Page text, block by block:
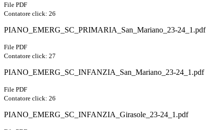
File PDF
Contatore click: 26
PIANO_EMERG_SC_PRIMARIA_San_Mariano_23-24_1.pdf
File PDF
Contatore click: 27
PIANO_EMERG_SC_INFANZIA_San_Mariano_23-24_1.pdf
File PDF
Contatore click: 26
PIANO_EMERG_SC_INFANZIA_Girasole_23-24_1.pdf